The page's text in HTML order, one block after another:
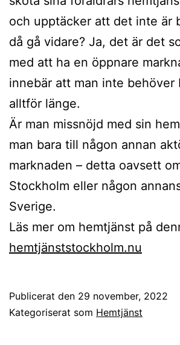
och upptäcker att det inte är
då gå vidare? Ja, det är det
med att ha en öppnare
innebär att man inte behöver
alltför länge.
Är man missnöjd med sin
man bara till någon annan
marknaden – detta oavsett
Stockholm eller någon
Sverige.
Läs mer om hemtjänst på
hemtjänststockholm.nu
Publicerat den 29 november, 2022
Kategoriserat som Hemtjänst